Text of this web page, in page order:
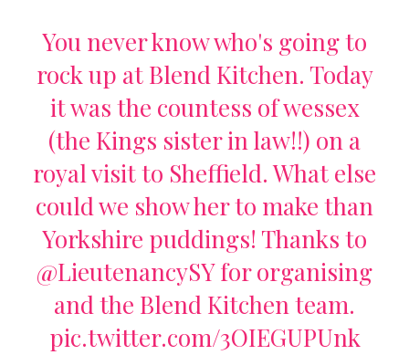
You never know who's going to
rock up at Blend Kitchen. Today
it was the countess of wessex
(the Kings sister in law!!) on a
royal visit to Sheffield. What else
could we show her to make than
Yorkshire puddings! Thanks to
@LieutenancySYfor organising
and the Blend Kitchen team.
pic.twitter.com/3OIEGUPUnk